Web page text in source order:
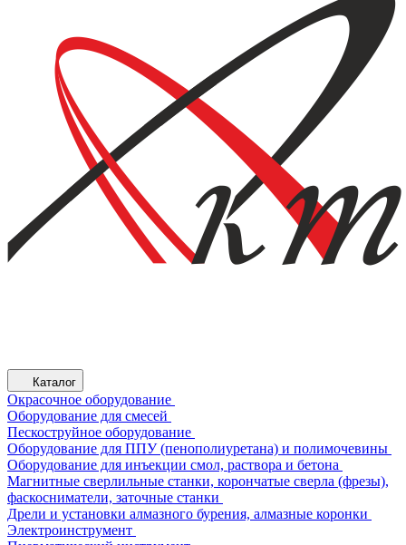
Каталог
Окрасочное оборудование
Оборудование для смесей
Пескоструйное оборудование
Оборудование для ППУ (пенополиуретана) и полимочевины
Оборудование для инъекции смол, раствора и бетона
Магнитные сверлильные станки, корончатые сверла (фрезы),
фаскосниматели, заточные станки
Дрели и установки алмазного бурения, алмазные коронки
Электроинструмент